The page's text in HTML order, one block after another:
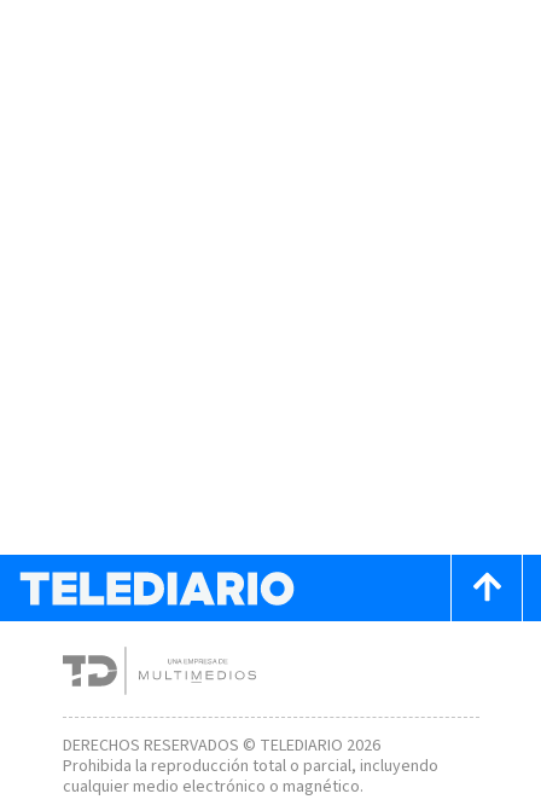
DERECHOS RESERVADOS © TELEDIARIO 2026
Prohibida la reproducción total o parcial, incluyendo
cualquier medio electrónico o magnético.